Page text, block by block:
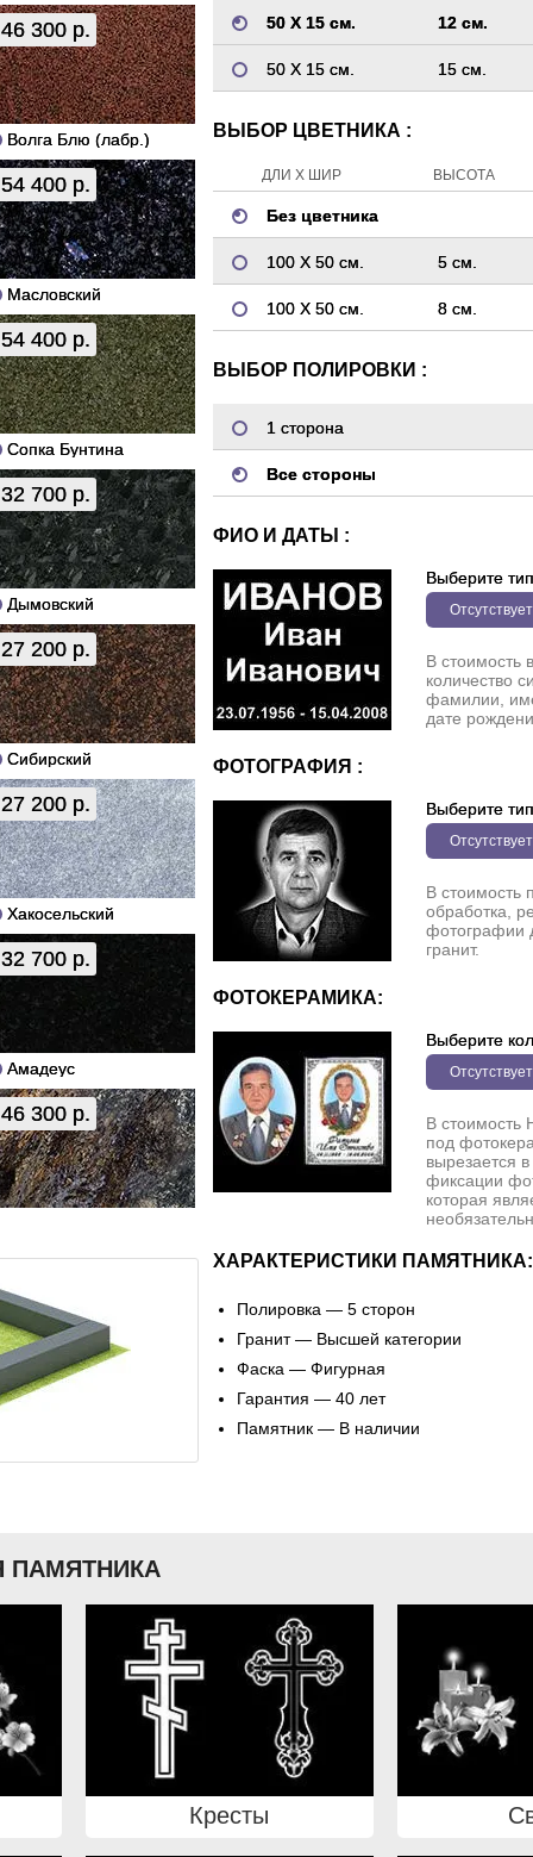
46 300 р.
Волга Блю (лабр.)
54 400 р.
Масловский
54 400 р.
Сопка Бунтина
32 700 р.
Дымовский
27 200 р.
Сибирский
27 200 р.
Хакосельский
32 700 р.
Амадеус
46 300 р.
50 Х 15 см. 12 см.
50 Х 15 см. 15 см.
ВЫБОР ЦВЕТНИКА :
ДЛИ Х ШИР ВЫСОТА
Без цветника
100 Х 50 см. 5 см.
100 Х 50 см. 8 см.
ВЫБОР ПОЛИРОВКИ :
1 сторона
Все стороны
ФИО И ДАТЫ :
Выберите тип
Отсутствует
В стоимость
количество
фамилии,
дате
ФОТОГРАФИЯ :
Выберите тип
Отсутствует
В стоимость
обработка,
фотографии
гранит.
ФОТОКЕРАМИКА:
Выберите
Отсутствует
В стоимость
под
вырезается
фиксации
которая
ХАРАКТЕРИСТИКИ ПАМЯТНИКА:
Полировка — 5 сторон
Гранит — Высшей категории
Фаска — Фигурная
Гарантия — 40 лет
Памятник — В наличии
ПАМЯТНИКА
Кресты